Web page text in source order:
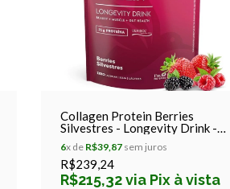
Collagen Protein Berries
Silvestres - Longevity Drink -
Puravida - 450g
6x de R$39,87 sem juros
R$239,24
R$215,32 via Pix à vista